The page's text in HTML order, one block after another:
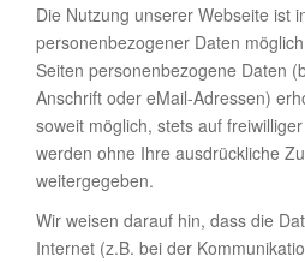
Die Nutzung unserer Webseite ist
personenbezogener Daten
Seiten personenbezogene Daten
Anschrift oder eMail-Adressen)
soweit möglich, stets auf
werden ohne Ihre ausdrückliche
weitergegeben.
Wir weisen darauf hin, dass die
Internet (z.B. bei der